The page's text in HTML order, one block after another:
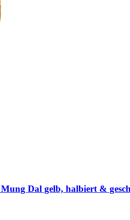
Mung Dal gelb, halbiert &